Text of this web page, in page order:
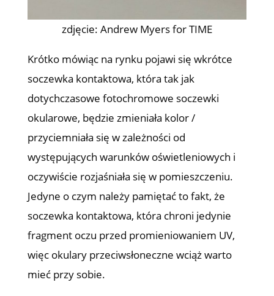
zdjęcie: Andrew Myers for TIME
Krótko mówiąc na rynku pojawi się wkrótce
soczewka kontaktowa, która tak jak
dotychczasowe fotochromowe soczewki
okularowe, będzie zmieniała kolor /
przyciemniała się w zależności od
występujących warunków oświetleniowych i
oczywiście rozjaśniała się w pomieszczeniu.
Jedyne o czym należy pamiętać to fakt, że
soczewka kontaktowa, która chroni jedynie
fragment oczu przed promieniowaniem UV,
więc okulary przeciwsłoneczne wciąż warto
mieć przy sobie.